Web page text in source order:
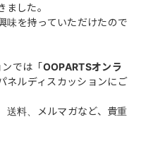
した。
味を持っていただけたので
では「OOPARTSオンラ
ネルディスカッションにご
送料、メルマガなど、貴重